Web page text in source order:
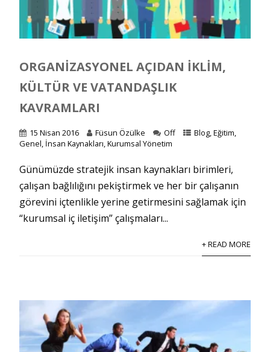
ORGANIZASYONEL AÇIDAN İKLIM,
KÜLTÜR VE VATANDAŞLIK
KAVRAMLARI
15 Nisan 2016 Füsun Özülke Off Blog,Eğitim,
Genel, İnsan Kaynakları,Kurumsal Yönetim
Günümüzde stratejik insan kaynakları birimleri,
çalışan bağlılığını pekiştirmek ve her bir çalışanın
görevini içtenlikle yerine getirmesini sağlamak için
“kurumsal iç iletişim” çalışmaları...
+ READ MORE